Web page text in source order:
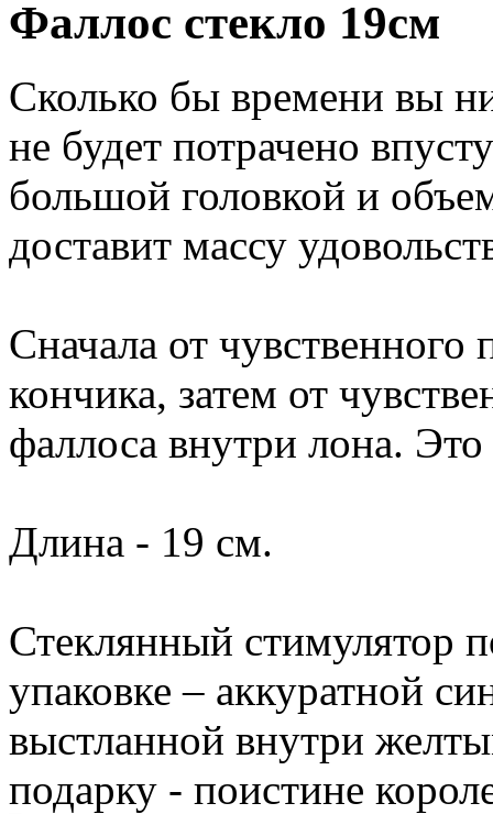
Фаллос стекло 19см
Сколько бы времени вы
не будет потрачено
большой головкой и
доставит массу
Сначала от
кончика, затем от
фаллоса внутри лона.
Длина - 19 см.
Стеклянный стимулятор
упаковке – аккуратной
выстланной внутри
подарку - поистине